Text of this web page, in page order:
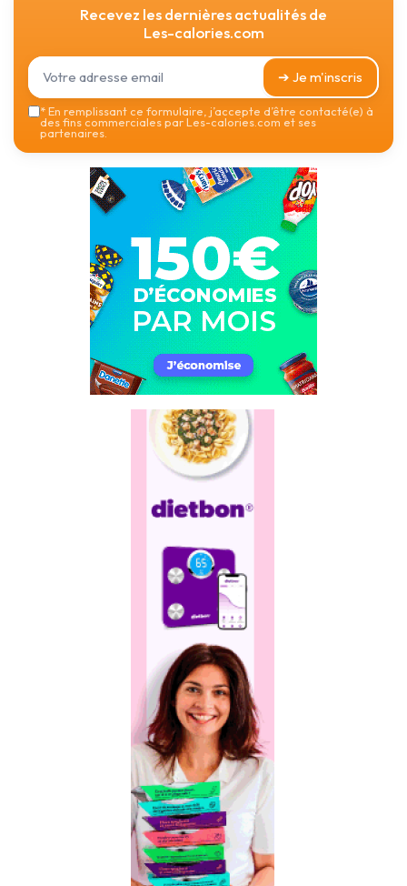
Recevez les dernières actualités de
Les-calories.com
➔ Je m'inscris
*En remplissant ce formulaire, j’accepte d’être contacté(e) à
des fins commerciales par Les-calories.com et ses
partenaires.